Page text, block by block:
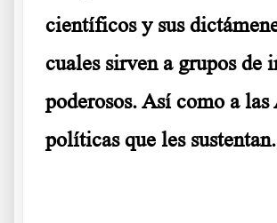
científicos y sus
cuales sirven a grupos de
poderosos. Así como a las
políticas que les sustentan.